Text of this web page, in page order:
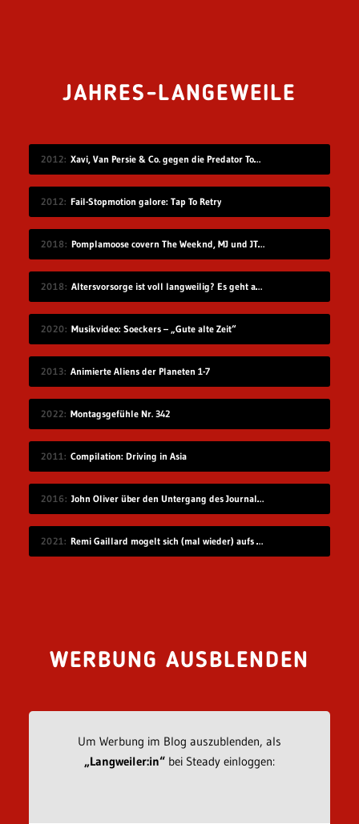
JAHRES-LANGEWEILE
2012 Xavi, Van Persie & Co. gegen die Predator Todeszonen
2012 Fail-Stopmotion galore: Tap To Retry
2018 Pomplamoose covern The Weeknd, MJ und JT in sehr schönem Mashup
2018 Altersvorsorge ist voll langweilig? Es geht auch modern!
2020 Musikvideo: Soeckers – „Gute alte Zeit“
2013 Animierte Aliens der Planeten 1-7
2022 Montagsgefühle Nr. 342
2011 Compilation: Driving in Asia
2016 John Oliver über den Untergang des Journalismus
2021 Remi Gaillard mogelt sich (mal wieder) aufs Volleyball-Mannschaftsfoto
WERBUNG AUSBLENDEN
Um Werbung im Blog auszublenden, als
„Langweiler:in“bei Steady einloggen: